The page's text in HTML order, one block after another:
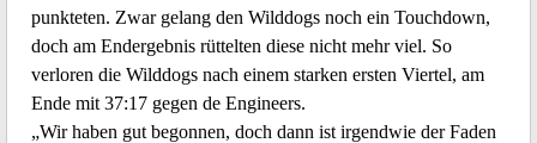
punkteten. Zwar gelang den Wilddogs noch ein Touchdown,
doch am Endergebnis rüttelten diese nicht mehr viel. So
verloren die Wilddogs nach einem starken ersten Viertel, am
Ende mit 37:17 gegen de Engineers.
„Wir haben gut begonnen, doch dann ist irgendwie der Faden